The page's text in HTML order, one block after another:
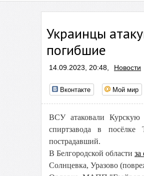
Украинцы
погибшие
14.09.2023, 20:48, Новости
Вконтакте Мой мир
ВСУ атаковали Курскую
спиртзавода в посёлке
пострадавший.
В Белгородской области за
Солнцевка, Уразово